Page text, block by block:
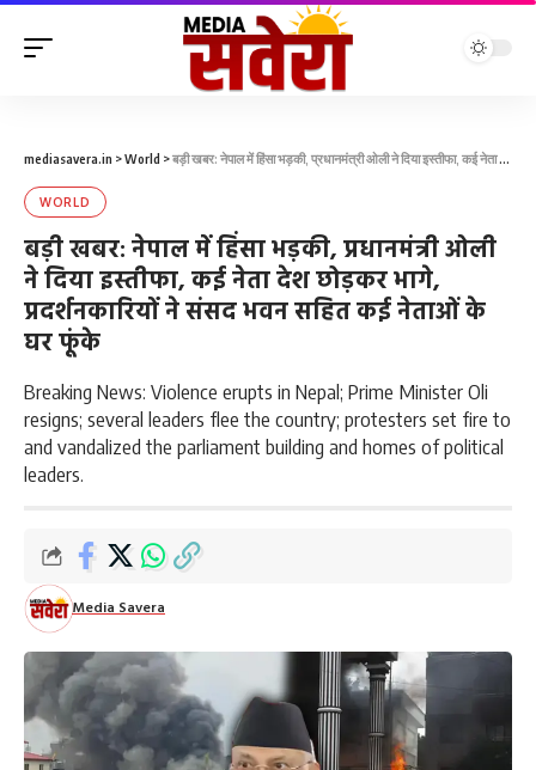
mediasavera.in >World >बड़ी खबर: नेपाल में हिंसा भड़की, प्रधानमंत्री ओली ने दिया इस्तीफा, कई नेता देश छोड़कर भागे, प्रदर्शनकारियों ने संसद भवन सहित कई नेताओं के घर फूंके
WORLD
बड़ी खबर: नेपाल में हिंसा भड़की, प्रधानमंत्री ओली
ने दिया इस्तीफा, कई नेता देश छोड़कर भागे,
प्रदर्शनकारियों ने संसद भवन सहित कई नेताओं के
घर फूंके
Breaking News: Violence erupts in Nepal; Prime Minister Oli
resigns; several leaders flee the country; protesters set fire to
and vandalized the parliament building and homes of political
leaders.
Media Savera